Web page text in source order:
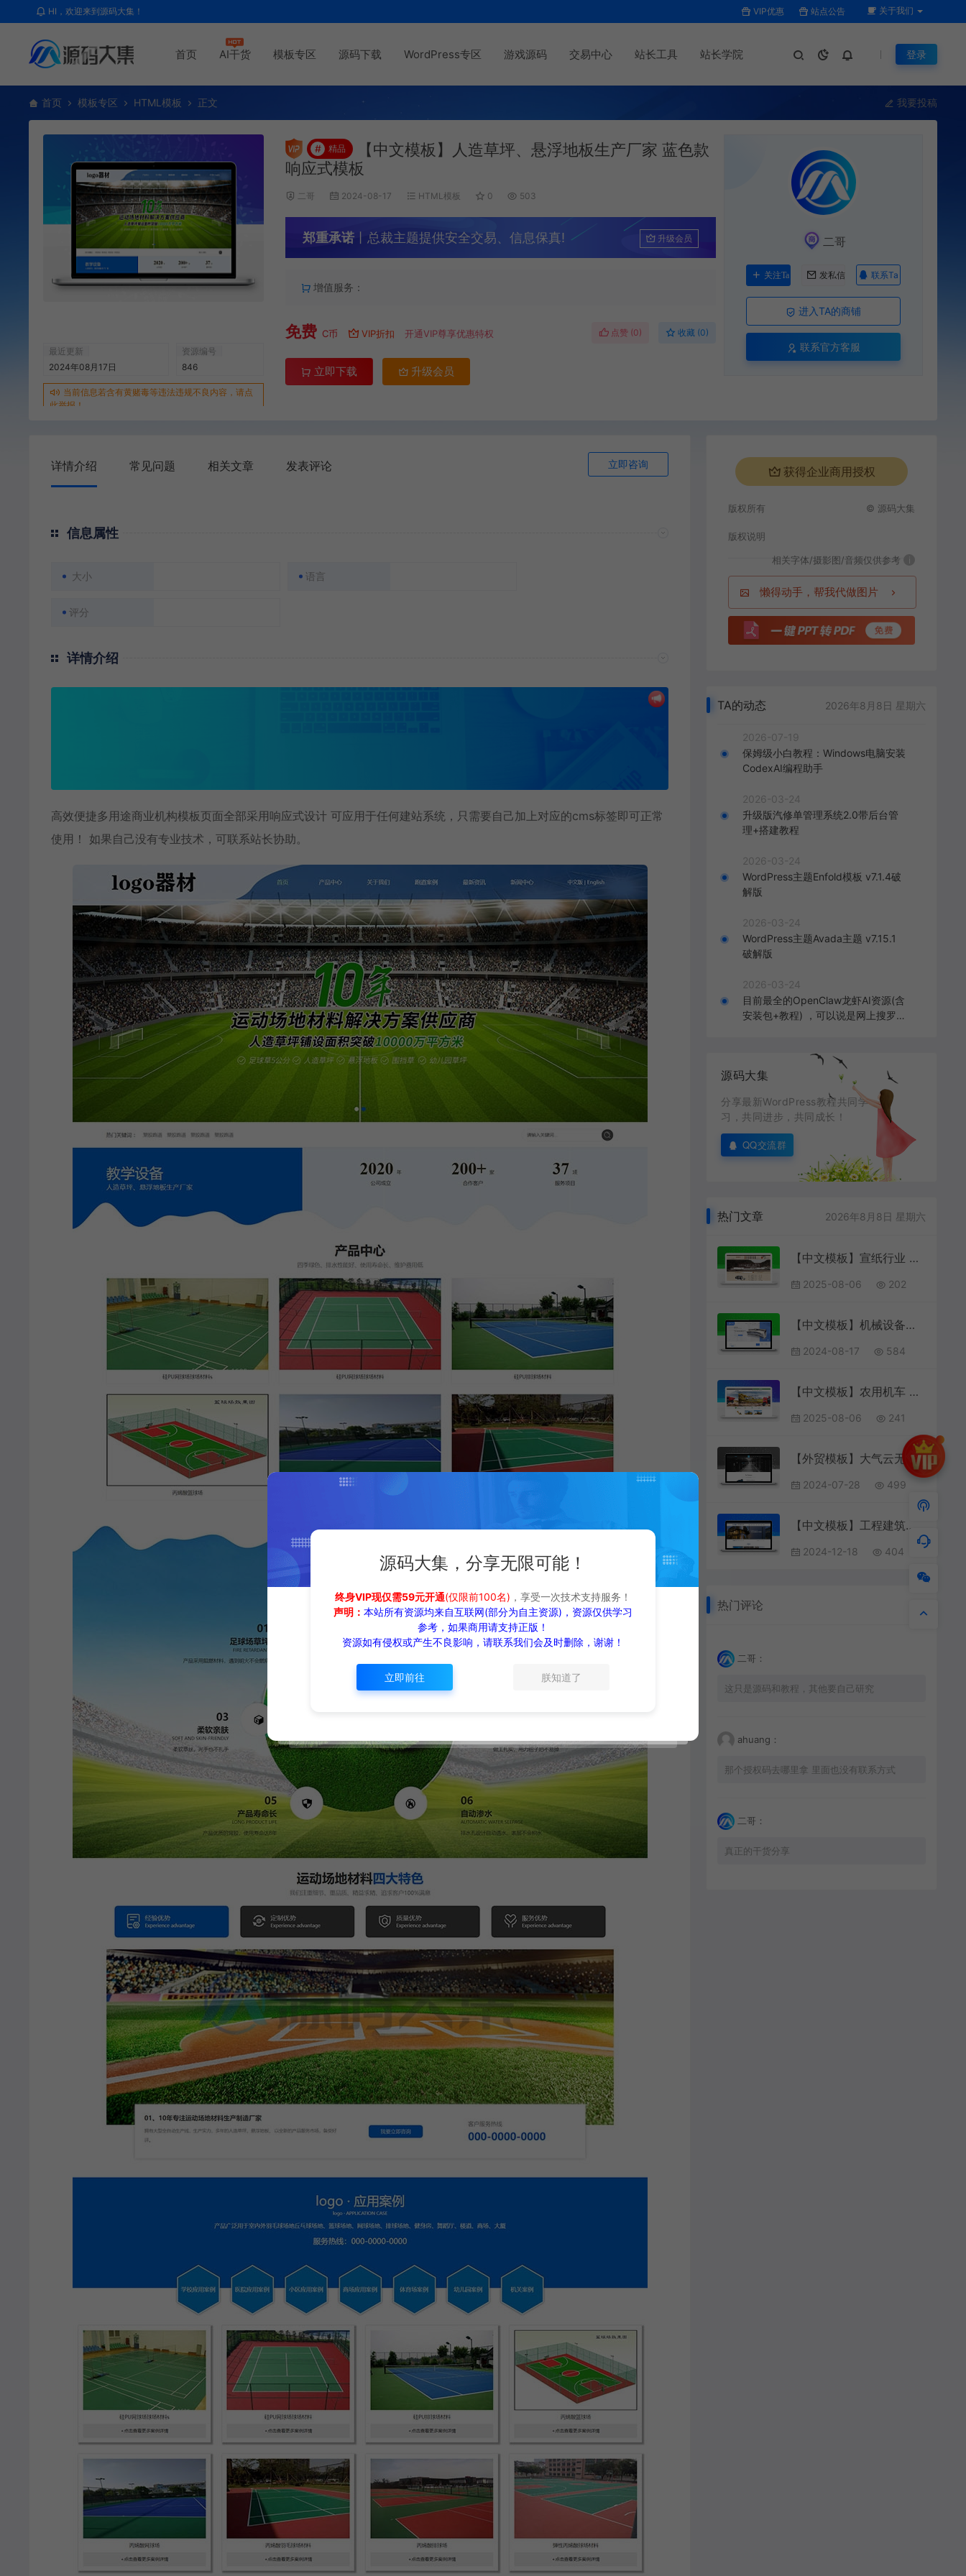
HI，欢迎来到源码大集！ VIP优惠 站点公告 关于我们
首页 AI干货 模板专区 源码下载 WordPress专区 游戏源码 交易中心 站长工具 站长学院 登录
首页 模板专区 HTML模板 正文 我要投稿
最近更新
2024年08月17日
资源编号
846
当前信息若含有黄赌毒等违法违规不良内容，请点
此举报！
# 精品
【中文模板】人造草坪、悬浮地板生产厂家 蓝色款
响应式模板
二哥 2024-08-17 HTML模板 0 503
郑重承诺 丨总裁主题提供安全交易、信息保真! 升级会员
增值服务：
免费 C币 VIP折扣 开通VIP尊享优惠特权 点赞 (0) 收藏 (0)
立即下载 升级会员
二哥
关注Ta 发私信 联系Ta
进入TA的商铺
联系官方客服
详情介绍 常见问题 相关文章 发表评论 立即咨询
信息属性
大小 语言
评分
详情介绍
高效便捷多用途商业机构模板页面全部采用响应式设计 可应用于任何建站系统，只需要自己加上对应的cms标签即可正常
使用！ 如果自己没有专业技术，可联系站长协助。
获得企业商用授权
版权所有 © 源码大集
版权说明
相关字体/摄影图/音频仅供参考 i
懒得动手，帮我代做图片
TA的动态 2026年8月8日 星期六
2026-07-19
保姆级小白教程：Windows电脑安装
CodexAI编程助手
2026-03-24
升级版汽修单管理系统2.0带后台管
理+搭建教程
2026-03-24
WordPress主题Enfold模板 v7.1.4破
解版
2026-03-24
WordPress主题Avada主题 v7.15.1
破解版
2026-03-24
目前最全的OpenClaw龙虾AI资源(含
安装包+教程) ，可以说是网上搜罗的
源码大集
分享最新WordPress教程共同学
习，共同进步，共同成长！
QQ交流群
热门文章 2026年8月8日 星期六
【中文模板】宣纸行业 经典款 响应式模板包含html+CSS+Js+字体文件全套
2025-08-06 202
【中文模板】机械设备（钣金箱柜生产厂家） 蓝色款 响应式模板
2024-08-17 584
【中文模板】农用机车 灰绿款 响应式模板包含html+CSS+Js+字体文件全套
2025-08-06 241
【外贸模板】大气云无限虚拟主机托管服务企业web网站模板 浅蓝款 响应式模板
2024-07-28 499
【中文模板】工程建筑基建网站 湛蓝款 电脑端+移动端模板
2024-12-18 404
热门评论
二哥：
这只是源码和教程，其他要自己研究
ahuang：
那个授权码去哪里拿 里面也没有联系方式
二哥：
真正的干货分享
源码大集，分享无限可能！
终身VIP现仅需59元开通(仅限前100名) ，享受一次技术支持服务！
声明： 本站所有资源均来自互联网(部分为自主资源)，资源仅供学习
参考，如果商用请支持正版！
资源如有侵权或产生不良影响，请联系我们会及时删除，谢谢！
立即前往 朕知道了